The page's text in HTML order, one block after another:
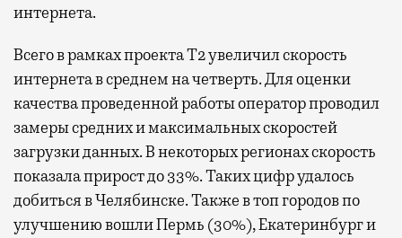
интернета.
Всего в рамках проекта Т2 увеличил скорость
интернета в среднем на четверть. Для оценки
качества проведенной работы оператор проводил
замеры средних и максимальных скоростей
загрузки данных. В некоторых регионах скорость
показала прирост до 33%. Таких цифр удалось
добиться в Челябинске. Также в топ городов по
улучшению вошли Пермь (30%), Екатеринбург и